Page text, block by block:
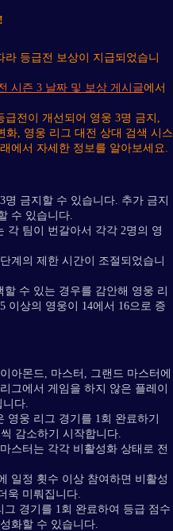
라 등급전 보상이 지급되었습니
시즌 3 날짜 및 보상 게시글에서
전이 개선되어 영웅 3명 금지,
화, 영웅 리그 대전 상대 검색 시스
에서 자세한 정보를 알아보세요.
금지할 수 있습니다. 추가 금지
수 있습니다.
각 팀이 번갈아서 각각 2명의 영
계의 제한 시간이 조절되었습니
수 있는 경우를 감안해 영웅 리
이상의 영웅이 14에서 16으로 증
아몬드, 마스터, 그랜드 마스터에
그에서 게임을 하지 않은 플레이
다.
영웅 리그 경기를 1회 완료하기
감소하기 시작합니다.
스터는 각각 비활성화 상태로 전
일정 횟수 이상 참여하면 비활성
욱 미뤄집니다.
경기를 1회 완료하여 등급 점수
화할 수 있습니다.